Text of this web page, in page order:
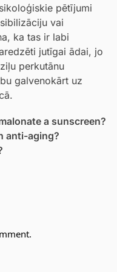
pētījumi
vai
ka tas ir labi
jutīgai ādai, jo
perkutānu
galvenokārt uz
a sunscreen?
anti-aging?